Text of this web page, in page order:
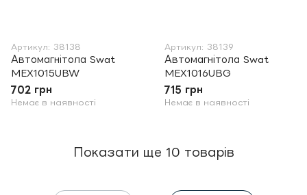
Артикул: 38138
Автомагнітола Swat
MEX1015UBW
702 грн
Немає в наявності
Артикул: 38139
Автомагнітола Swat
MEX1016UBG
715 грн
Немає в наявності
Показати ще 10 товарів